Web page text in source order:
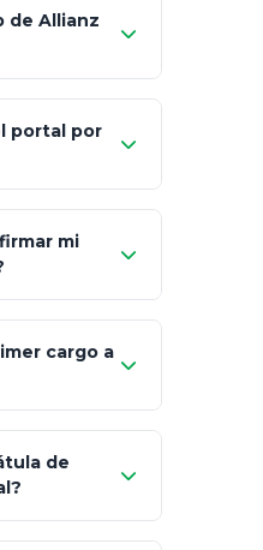
(Certificado)
Art. 151 / 93
de Allianz
Play
portal por
tienes cuenta?
mi
cargo a
de